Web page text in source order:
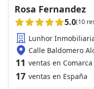
Rosa Fernandez
5.0(10
Lunhor
Calle Baldomero
11 ventas en
17 ventas en España